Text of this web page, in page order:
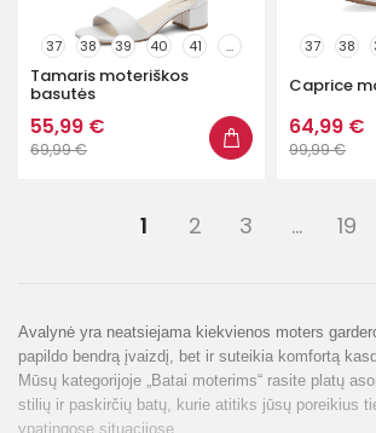
37 38 39 40 41 ...
Tamaris moteriškos
basutės
55,99 €
69,99 €
37 38
Caprice
64,99 €
99,99 €
1 2 3 … 19
Avalynė yra neatsiejama kiekvienos moters
papildo bendrą įvaizdį, bet ir suteikia komfortą
Mūsų kategorijoje „Batai moterims“ rasite platų
stilių ir paskirčių batų, kurie atitiks jūsų poreikius
ypatingose situacijose.